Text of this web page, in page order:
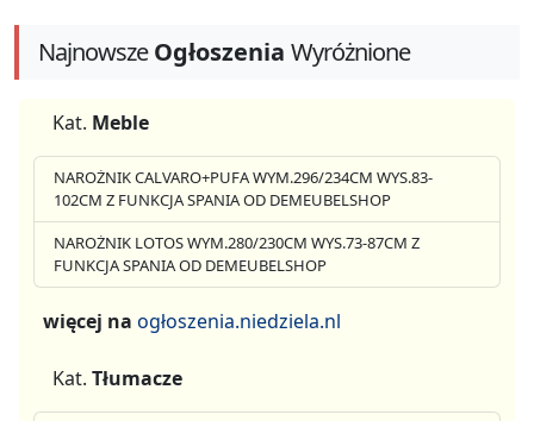
NajnowszeOgłoszenia Wyróżnione
Kat. Meble
NAROŻNIK CALVARO+PUFA WYM.296/234CM WYS.83-
102CM Z FUNKCJA SPANIA OD DEMEUBELSHOP
NAROŻNIK LOTOS WYM.280/230CM WYS.73-87CM Z
FUNKCJA SPANIA OD DEMEUBELSHOP
więcej na ogłoszenia.niedziela.nl
Kat. Tłumacze